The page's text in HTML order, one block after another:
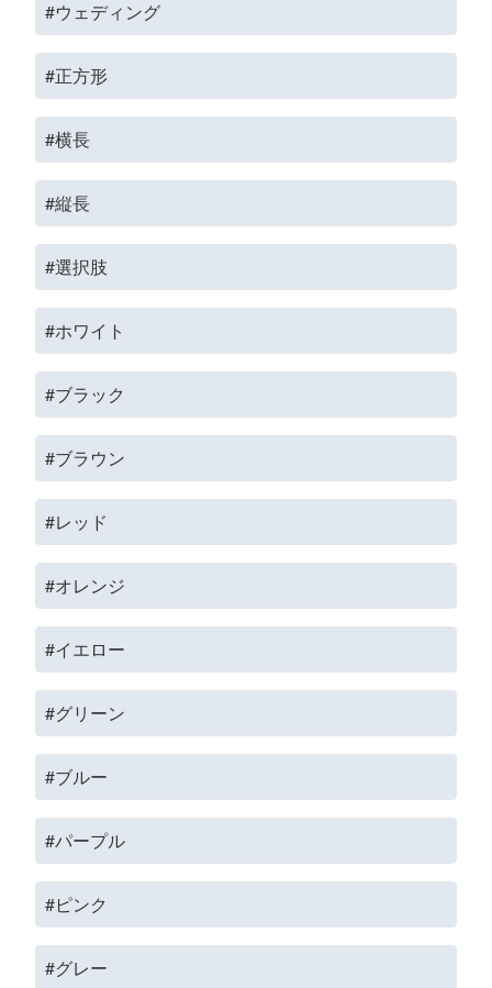
#ウェディング
#正方形
#横長
#縦長
#選択肢
#ホワイト
#ブラック
#ブラウン
#レッド
#オレンジ
#イエロー
#グリーン
#ブルー
#パープル
#ピンク
#グレー